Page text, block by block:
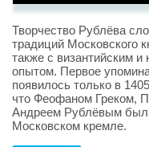
Творчество Рублёва
традиций Московского
также с византийским
опытом. Первое
появилось только в
что Феофаном Греком,
Андреем Рублёвым был
Московском кремле.